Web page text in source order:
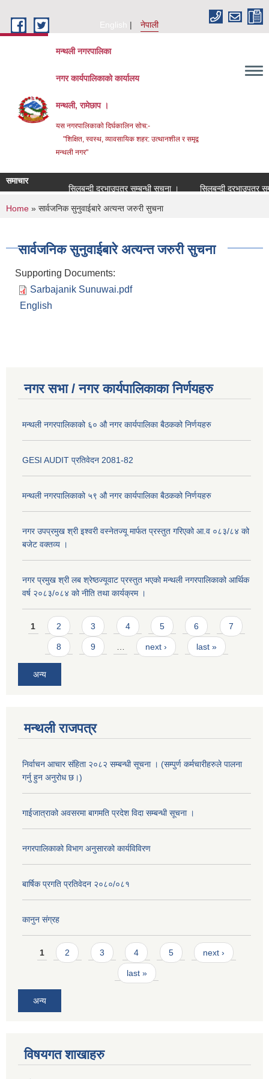
English
नेपाली
मन्थली नगरपालिका
नगर कार्यपालिकाको कार्यालय
मन्थली, रामेछाप ।
यस नगरपालिकाको दिर्घकालिन सोच:-
"शिक्षित, स्वस्थ, व्यावसायिक शहर: उत्थानशील र समृद्व
मन्थली नगर"
समाचार
सिलबन्दी दरभाउपत्र सम्बन्धी सूचना ।
सिलबन्दी दरभाउपत्र
You are here
Home » सार्वजनिक सुनुवाईबारे अत्यन्त जरुरी सुचना
सार्वजनिक सुनुवाईबारे अत्यन्त जरुरी सुचना
Supporting Documents:
Sarbajanik Sunuwai.pdf
English
नगर सभा / नगर कार्यपालिकाका निर्णयहरु
मन्थली नगरपालिकाको ६० औ नगर कार्यपालिका बैठकको निर्णयहरु
GESI AUDIT प्रतिवेदन 2081-82
मन्थली नगरपालिकाको ५९ औ नगर कार्यपालिका बैठकको निर्णयहरु
नगर उपप्रमुख श्री इश्वरी वस्नेतज्यू मार्फत प्रस्तुत गरिएको आ.व ०८३/८४ को
बजेट वक्तव्य ।
नगर प्रमुख श्री लब श्रेष्ठज्यूवाट प्रस्तुत भएको मन्थली नगरपालिकाको आर्थिक
वर्ष २०८३/०८४ को नीति तथा कार्यक्रम ।
Pages
1 2 3 4 5 6 7
8 9 next › last »
अन्य
मन्थली राजपत्र
निर्वाचन आचार संहिता २०८२ सम्बन्धी सूचना । (सम्पुर्ण कर्मचारीहरुले पालना
गर्नु हुन अनुरोध छ।)
गाईजात्राको अवसरमा बागमति प्रदेश विदा सम्बन्धी सूचना ।
नगरपालिकाको विभाग अनुसारको कार्यविविरण
बार्षिक प्रगति प्रतिवेदन २०८०/०८१
कानुन संग्रह
Pages
1 2 3 4 5 next ›
last »
अन्य
विषयगत शाखाहरु